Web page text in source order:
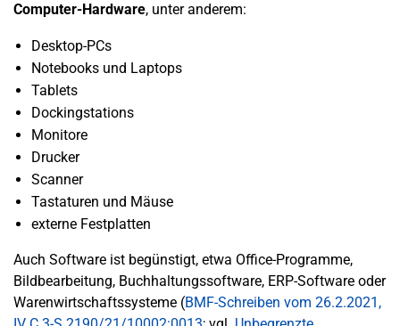
Computer-Hardware, unter anderem:
Desktop-PCs
Notebooks und Laptops
Tablets
Dockingstations
Monitore
Drucker
Scanner
Tastaturen und Mäuse
externe Festplatten
Auch Software ist begünstigt, etwa Office-Programme,
Bildbearbeitung, Buchhaltungssoftware, ERP-Software oder
Warenwirtschaftssysteme (BMF-Schreiben vom 26.2.2021,